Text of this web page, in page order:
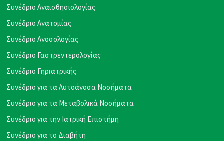
Συνέδριο Αναισθησιολογίας
Συνέδριο Ανατομίας
Συνέδριο Ανοσολογίας
Συνέδριο Γαστρεντερολογίας
Συνέδριο Γηριατρικής
Συνέδριο για τα Αυτοάνοσα Νοσήματα
Συνέδριο για τα Μεταβολικά Νοσήματα
Συνέδριο για την Ιατρική Επιστήμη
Συνέδριο για το Διαβήτη